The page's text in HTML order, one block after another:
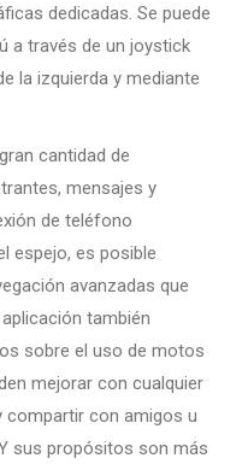
dedicadas. Se puede
a través de un joystick
la izquierda y mediante
cantidad de
mensajes y
de teléfono
espejo, es posible
avanzadas que
también
sobre el uso de motos
mejorar con cualquier
compartir con amigos u
sus propósitos son más